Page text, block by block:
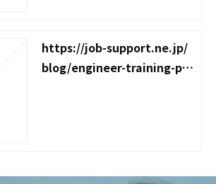
https://job-support.ne.jp/
blog/engineer-training-poi